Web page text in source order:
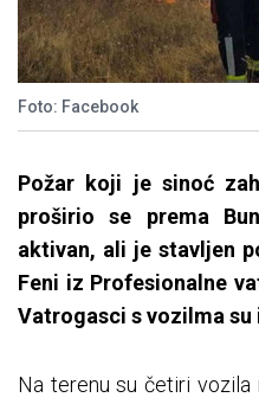
Foto: Facebook
Požar koji je sinoć
proširio se prema
aktivan, ali je stavljen
Feni iz Profesionalne
Vatrogasci s vozilma su
Na terenu su četiri vozila